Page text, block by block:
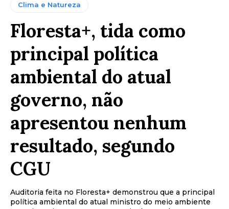
Clima e Natureza
Floresta+, tida como
principal política
ambiental do atual
governo, não
apresentou nenhum
resultado, segundo
CGU
Auditoria feita no Floresta+ demonstrou que a principal
política ambiental do atual ministro do meio ambiente